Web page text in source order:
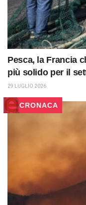
Pesca, la Francia
più solido per il
29 LUGLIO 2026
CRONACA